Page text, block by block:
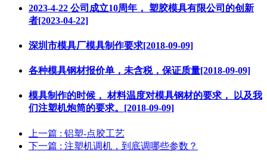
2023-4-22 公司成立10周年， 塑胶模具有限公司的创新
者[2023-04-22]
深圳市模具厂模具制作要求[2018-09-09]
各种模具钢材报价单，未含税，保证质量[2018-09-09]
模具制作的时候， 材料温度对模具钢材的要求， 以及我
们注塑机炮筒的要求。[2018-09-09]
上一篇 : 铝塑-点胶工艺
下一篇 : 注塑机调机，到底调哪些参数？